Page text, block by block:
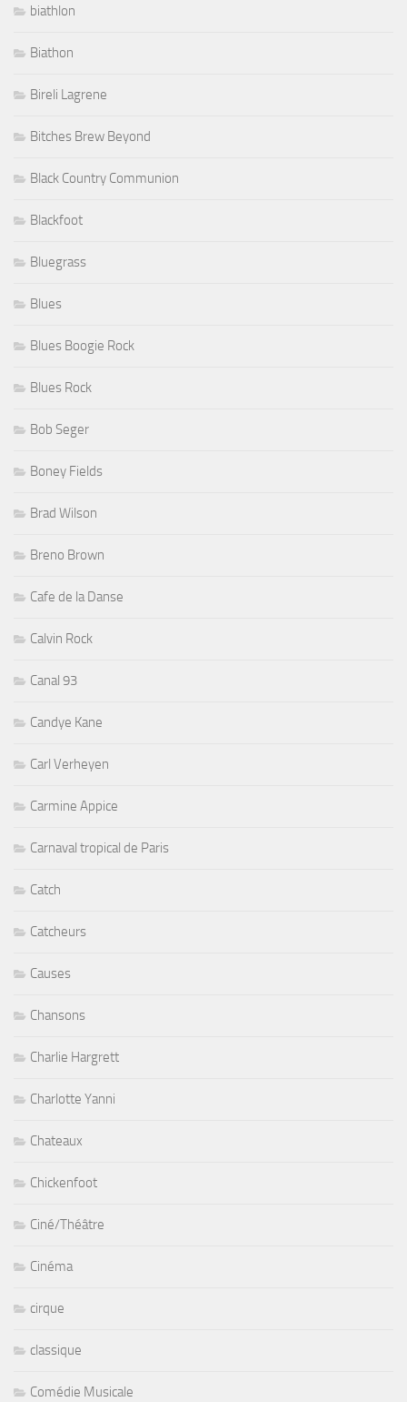
biathlon
Biathon
Bireli Lagrene
Bitches Brew Beyond
Black Country Communion
Blackfoot
Bluegrass
Blues
Blues Boogie Rock
Blues Rock
Bob Seger
Boney Fields
Brad Wilson
Breno Brown
Cafe de la Danse
Calvin Rock
Canal 93
Candye Kane
Carl Verheyen
Carmine Appice
Carnaval tropical de Paris
Catch
Catcheurs
Causes
Chansons
Charlie Hargrett
Charlotte Yanni
Chateaux
Chickenfoot
Ciné/Théâtre
Cinéma
cirque
classique
Comédie Musicale